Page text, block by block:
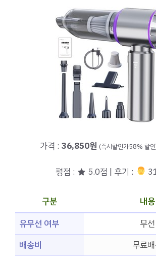
가격 : 36,850원 (즉시할인가58% 할
평점 : ★ 5.0점 | 후기 :
구분
내용
유무선 여부
무선
배송비
무료